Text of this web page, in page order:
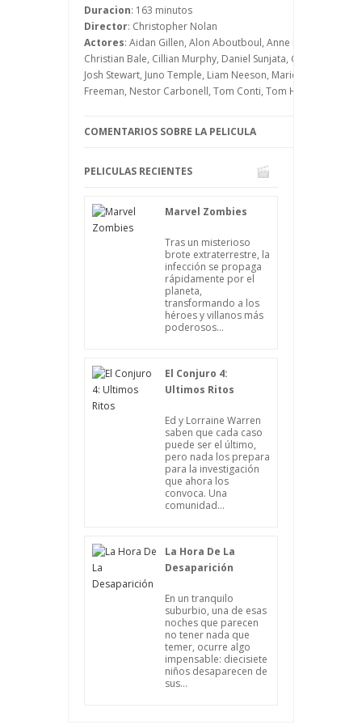
contra el crimen.
Algo que dará un vuelco, tras la sucesión
de una serie de catastróficas acciones
contra Gotham, causadas por un
misterioso hombre enmascarado
llamado Bane, que le harán replantearse
Duracion: 163 minutos
Director: Christopher Nolan
Actores: Aidan Gillen, Alon Aboutboul, Anne Hathaway,
Christian Bale, Cillian Murphy, Daniel Sunjata, Gary Oldman,
Josh Stewart, Juno Temple, Liam Neeson, Marion Cotillard,
Freeman, Nestor Carbonell, Tom Conti, Tom Hardy, Uri
COMENTARIOS SOBRE LA PELICULA
PELICULAS RECIENTES
Marvel Zombies
Tras un misterioso
brote extraterrestre, la
infección se propaga
rápidamente por el
planeta,
transformando a los
héroes y villanos más
poderosos...
El Conjuro 4:
Ultimos Ritos
Ed y Lorraine Warren
saben que cada caso
puede ser el último,
pero nada los prepara
para la investigación
que ahora los
convoca. Una
comunidad...
La Hora De La
Desaparición
En un tranquilo
suburbio, una de esas
noches que parecen
no tener nada que
temer, ocurre algo
impensable: diecisiete
niños desaparecen de
sus...